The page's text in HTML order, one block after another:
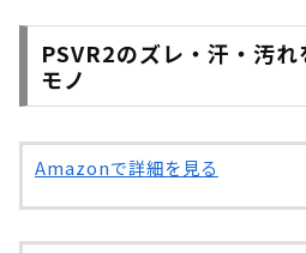
PSVR2のズレ・汗・汚
モノ
Amazonで詳細を見る